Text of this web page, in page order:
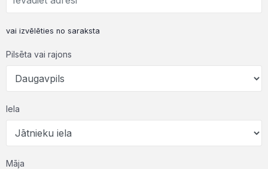
vai izvēlēties no saraksta
Pilsēta vai rajons
Iela
Māja